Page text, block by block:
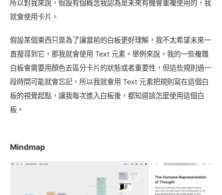
所以對我來說，假設有個概念我認為是未來有機會重複使用的，我
就會使用卡片。
假設某個東西只是為了讓當前的白板更好理解，我不太希望未來一
直搜尋到它，那我就會使用 Text 元素。舉例來說，我的一些複雜
白板會需要用顏色去區分卡片的狀態或者重要性，但這些規則過一
段時間可能就會忘記，所以我就會用 Text 元素把規則寫在這個白
板的視覺起點，讓我每次進入白板後，都知道該怎麼使用這個白
板。
Mindmap